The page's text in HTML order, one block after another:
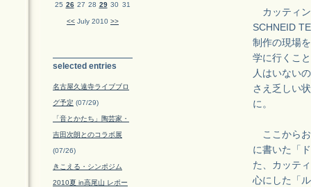
カッティン
SCHNEID
制作の現場
学に行くこ
人はいない
さえ乏しい
に。
ここからお
に書いた「
た、カッテ
心にした「
25 26 27 28 29 30 31
<< July 2010 >>
selected entries
名古屋久遠寺ライブブロ
グ予定 (07/29)
「音とかたち」陶芸家・
吉田次朗とのコラボ展
(07/26)
きこえる・シンポジム
2010夏 in高尾山 レポー